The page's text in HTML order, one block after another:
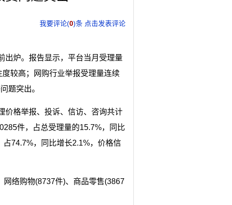
我要评论(0)条 点击发表评论
出炉。报告显示，平台当月受理量
较高；网购行业举报受理量连续
题突出。
价格举报、投诉、信访、咨询共计
件，占总受理量的15.7%，同比
74.7%，同比增长2.1%，价格信
网络购物(8737件)、商品零售(3867